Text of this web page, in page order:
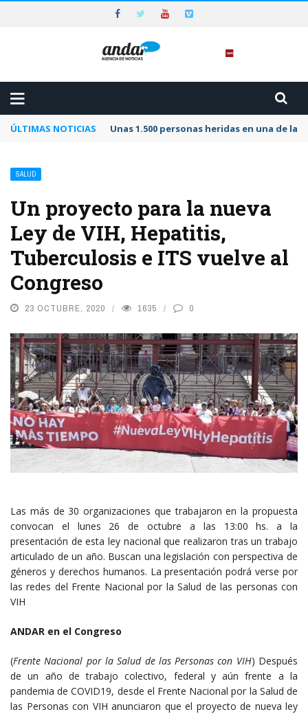
ÚLTIMAS NOTICIAS Unas 1.500 personas heridas en una de
SALUD
Un proyecto para la nueva
Ley de VIH, Hepatitis,
Tuberculosis e ITS vuelve al
Congreso
23 OCTUBRE, 2020 1635 0
Las más de 30 organizaciones que trabajaron en la propuesta
convocan el lunes 26 de octubre a las 13:00 hs. a la
presentación de esta ley nacional que realizaron tras un trabajo
articulado de un año. Buscan una legislación con perspectiva de
géneros y derechos humanos. La presentación podrá verse por
las redes del Frente Nacional por la Salud de las personas con
VIH
ANDAR en el Congreso
(Frente Nacional por la Salud de las Personas con VIH) Después
de un año de trabajo colectivo, federal y aún frente a la
pandemia de COVID19, desde el Frente Nacional por la Salud de
las Personas con VIH anunciaron que el proyecto de nueva ley